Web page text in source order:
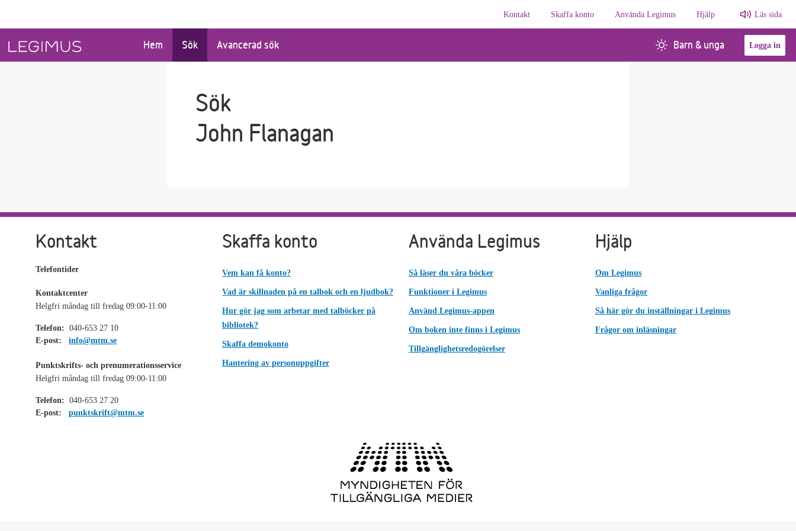
Kontakt
Skaffa konto Använda Legimus Hjälp Läs sida
Hem Sök Avancerad sök Barn & unga Logga in
Sök
John Flanagan
Kontakt
Telefontider
Kontaktcenter
Helgfri måndag till fredag 09:00-11:00
Telefon: 040-653 27 10
E-post:
info@mtm.se
Punktskrifts- och prenumerationsservice
Helgfri måndag till fredag 09:00-11:00
Telefon: 040-653 27 20
E-post:
punktskrift@mtm.se
Skaffa konto
Vem kan få konto?
Vad är skillnaden på en talbok och en ljudbok?
Hur gör jag som arbetar med talböcker på
bibliotek?
Skaffa demokonto
Hantering av personuppgifter
Använda Legimus
Så läser du våra böcker
Funktioner i Legimus
Använd Legimus-appen
Om boken inte finns i Legimus
Tillgänglighetsredogörelser
Hjälp
Om Legimus
Vanliga frågor
Så här gör du inställningar i Legimus
Frågor om inläsningar